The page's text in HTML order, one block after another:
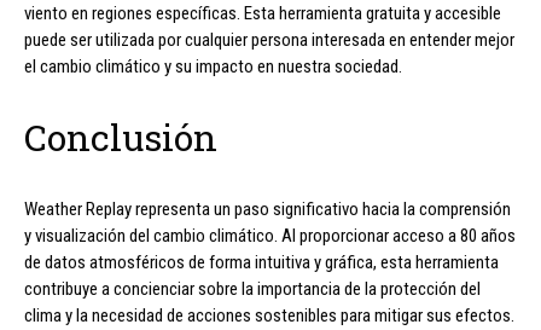
viento en regiones específicas. Esta herramienta gratuita y accesible
puede ser utilizada por cualquier persona interesada en entender mejor
el cambio climático y su impacto en nuestra sociedad.
Conclusión
Weather Replay representa un paso significativo hacia la comprensión
y visualización del cambio climático. Al proporcionar acceso a 80 años
de datos atmosféricos de forma intuitiva y gráfica, esta herramienta
contribuye a concienciar sobre la importancia de la protección del
clima y la necesidad de acciones sostenibles para mitigar sus efectos.